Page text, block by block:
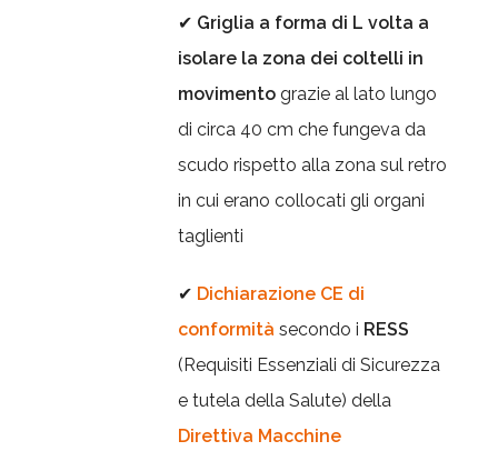
✔ Griglia a forma di L volta a
isolare la zona dei coltelli in
movimento grazie al lato lungo
di circa 40 cm che fungeva da
scudo rispetto alla zona sul retro
in cui erano collocati gli organi
taglienti
✔ Dichiarazione CE di
conformità secondo i RESS
(Requisiti Essenziali di Sicurezza
e tutela della Salute) della
Direttiva Macchine